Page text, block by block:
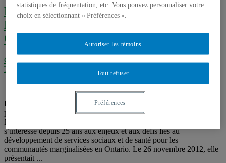
Enjeux et défis liés aux communautés
LGBT : la mission de Rainbow Health
Ontario
Colloques
Télé-santé & Internet santé
Vidéos
L’accès aux services de soins et de santé n’est pas toujours évident
pour les minorités sexuelles à travers le Canada. Anna Travers,
MSW Social Work, directrice du Rainbow Health Ontario
s’intéresse depuis 25 ans aux enjeux et aux défis liés au
développement de services sociaux et de santé pour les
communautés marginalisées en Ontario. Le 26 novembre 2012, elle
présentait ...
statistiques de fréquentation, etc. Vous pouvez personnaliser votre
choix en sélectionnant « Préférences ».
Tout refuser
Autoriser les témoins
Préférences